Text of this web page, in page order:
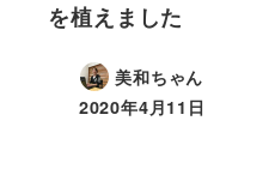
を植えました
美和ちゃん
2020年4月11日